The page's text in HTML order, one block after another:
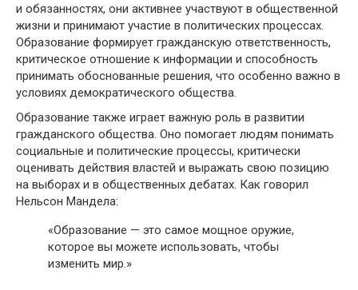
и обязанностях, они активнее участвуют в общественной
жизни и принимают участие в политических процессах.
Образование формирует гражданскую ответственность,
критическое отношение к информации и способность
принимать обоснованные решения, что особенно важно в
условиях демократического общества.
Образование также играет важную роль в развитии
гражданского общества. Оно помогает людям понимать
социальные и политические процессы, критически
оценивать действия властей и выражать свою позицию
на выборах и в общественных дебатах. Как говорил
Нельсон Мандела:
«Образование — это самое мощное оружие,
которое вы можете использовать, чтобы
изменить мир.»